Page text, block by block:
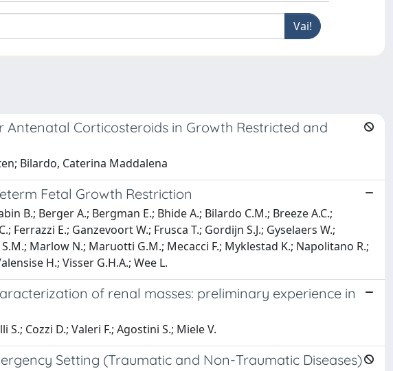
Corticosteroids in Growth Restricted and
Bilardo, Caterina Maddalena
Fetal Growth Restriction
B.; Berger A.; Bergman E.; Bhide A.; Bilardo C.M.; Breeze A.C.;
Ferrazzi E.; Ganzevoort W.; Frusca T.; Gordijn S.J.; Gyselaers W.;
Marlow N.; Maruotti G.M.; Mecacci F.; Myklestad K.; Napolitano R.;
H.; Visser G.H.A.; Wee L.
of renal masses: preliminary experience in
Cozzi D.; Valeri F.; Agostini S.; Miele V.
Setting (Traumatic and Non-Traumatic Diseases)